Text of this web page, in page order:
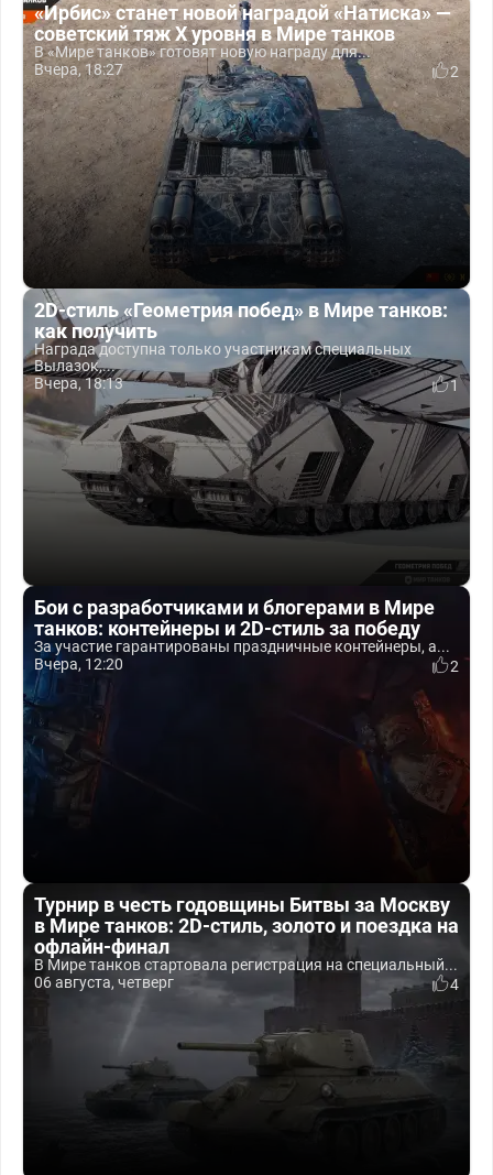
«Ирбис» станет новой наградой «Натиска» —
советский тяж X уровня в Мире танков
В «Мире танков» готовят новую награду для...
Вчера, 18:27
2
2D-стиль «Геометрия побед» в Мире танков:
как получить
Награда доступна только участникам специальных
Вылазок,...
Вчера, 18:13
1
Бои с разработчиками и блогерами в Мире
танков: контейнеры и 2D-стиль за победу
За участие гарантированы праздничные контейнеры, а...
Вчера, 12:20
2
Турнир в честь годовщины Битвы за Москву
в Мире танков: 2D-стиль, золото и поездка на
офлайн-финал
В Мире танков стартовала регистрация на специальный...
06 августа, четверг
4